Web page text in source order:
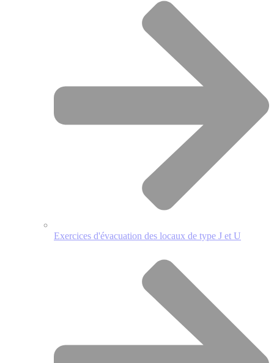
Exercices d'évacuation des locaux de type J et U